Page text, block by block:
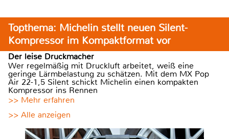
Topthema: Michelin stellt neuen Silent-
Kompressor im Kompaktformat vor
Der leise Druckmacher
Wer regelmäßig mit Druckluft arbeitet, weiß eine
geringe Lärmbelastung zu schätzen. Mit dem MX Pop
Air 22-1,5 Silent schickt Michelin einen kompakten
Kompressor ins Rennen
>> Mehr erfahren
>> Alle anzeigen